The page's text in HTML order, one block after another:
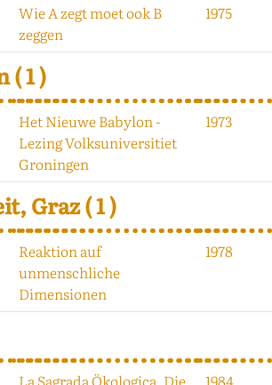
Wie A zegt moet ook B
zeggen
1975
( 1 )
Het Nieuwe Babylon -
Lezing Volksuniversitiet
Groningen
1973
Graz( 1 )
Reaktion auf
unmenschliche
Dimensionen
1978
La Sagrada Ökologica, Die 1984